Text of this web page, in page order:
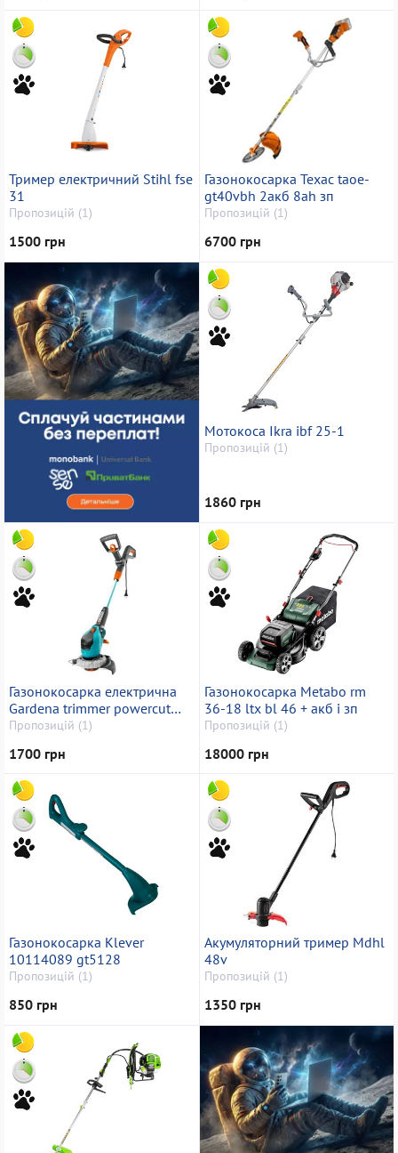
Тример електричний Stihl fse
31
Пропозицій (1)
1500 грн
Газонокосарка Техас taoe-
gt40vbh 2акб 8ah зп
Пропозицій (1)
6700 грн
Мотокоса Ikra ibf 25-1
Пропозицій (1)
1860 грн
Газонокосарка електрична
Gardena trimmer powercut
500
Пропозицій (1)
1700 грн
Газонокосарка Metabo rm
36-18 ltx bl 46 + акб і зп
Пропозицій (1)
18000 грн
Газонокосарка Klever
10114089 gt5128
Пропозицій (1)
850 грн
Акумуляторний тример Mdhl
48v
Пропозицій (1)
1350 грн